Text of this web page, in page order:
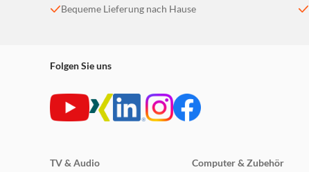
Bequeme Lieferung nach Hause
Folgen Sie uns
TV & Audio
Computer & Zubehör